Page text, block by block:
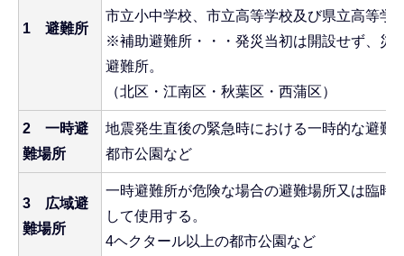
1 避難所
市立小中学校、市立高等学校及び県立高等学
※補助避難所・・・発災当初は開設せず、災
避難所。
（北区・江南区・秋葉区・西蒲区）
2 一時避
難場所
地震発生直後の緊急時における一時的な避難
都市公園など
3 広域避
難場所
一時避難所が危険な場合の避難場所又は臨時
して使用する。
4ヘクタール以上の都市公園など